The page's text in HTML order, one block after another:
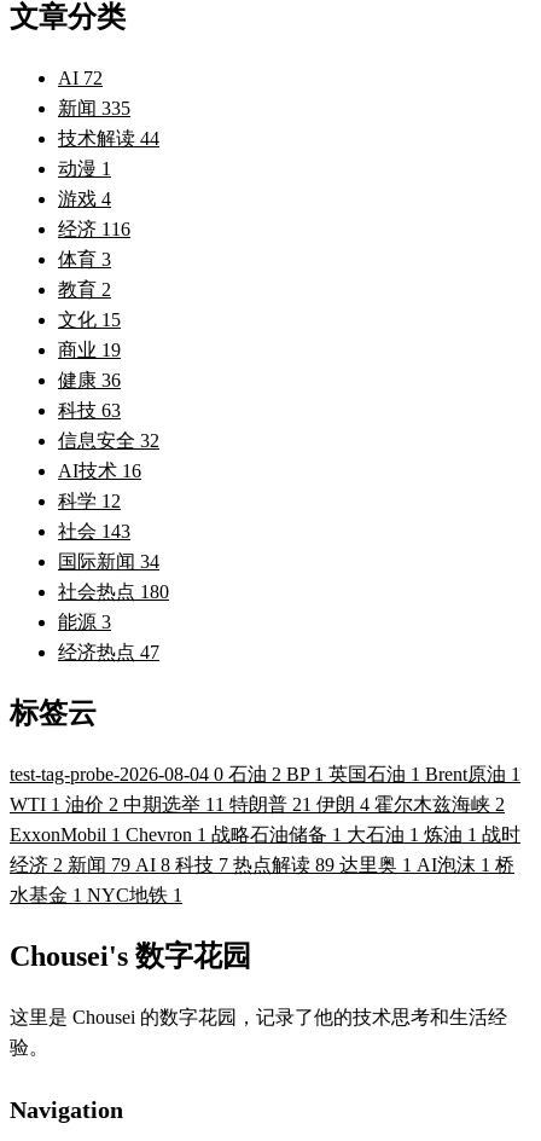
文章分类
AI 72
新闻 335
技术解读 44
动漫 1
游戏 4
经济 116
体育 3
教育 2
文化 15
商业 19
健康 36
科技 63
信息安全 32
AI技术 16
科学 12
社会 143
国际新闻 34
社会热点 180
能源 3
经济热点 47
标签云
test-tag-probe-2026-08-04 0 石油 2 BP 1 英国石油 1 Brent原油 1
WTI 1 油价 2 中期选举 11 特朗普 21 伊朗 4 霍尔木兹海峡 2
ExxonMobil 1 Chevron 1 战略石油储备 1 大石油 1 炼油 1 战时
经济 2 新闻 79 AI 8 科技 7 热点解读 89 达里奥 1 AI泡沫 1 桥
水基金 1 NYC地铁 1
Chousei's 数字花园
这里是 Chousei 的数字花园，记录了他的技术思考和生活经
验。
Navigation